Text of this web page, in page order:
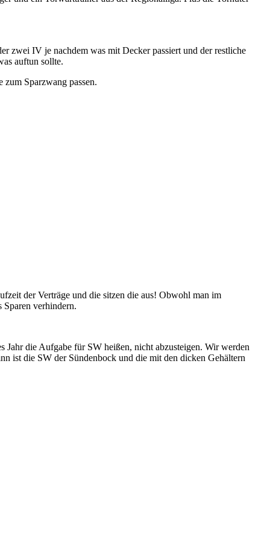
zwei IV je nachdem was mit Decker passiert und der restliche
auftun sollte.
Sparzwang passen.
der Verträge und die sitzen die aus! Obwohl man im
Sparen verhindern.
die Aufgabe für SW heißen, nicht abzusteigen. Wir werden
ist die SW der Sündenbock und die mit den dicken Gehältern